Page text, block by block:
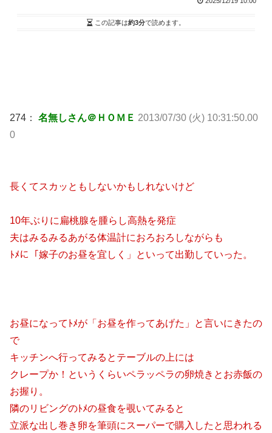
この記事は約3分で読めます。
274： 名無しさん＠ＨＯＭＥ 2013/07/30 (火) 10:31:50.00
0
長くてスカッともしないかもしれないけど
10年ぶりに扁桃腺を腫らし高熱を発症
夫はみるみるあがる体温計におろおろしながらも
ﾄﾒに「嫁子のお昼を宜しく」といって出勤していった。
お昼になってﾄﾒが「お昼を作ってあげた」と言いにきたの
で
キッチンへ行ってみるとテーブルの上には
クレープか！というくらいペラッペラの卵焼きとお赤飯の
お握り。
隣のリビングのﾄﾒの昼食を覗いてみると
立派な出し巻き卵を筆頭にスーパーで購入したと思われる